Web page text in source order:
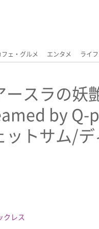
フェ・グルメ エンタメ ライ
スラの妖
by Q-
ットサム/
クレス